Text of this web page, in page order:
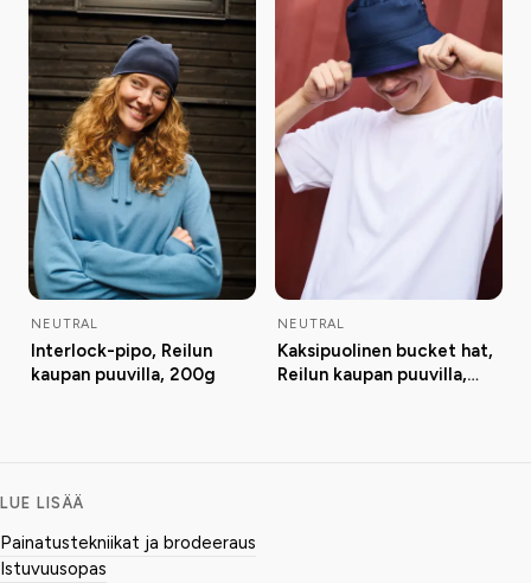
NEUTRAL
Interlock-pipo, Reilun
kaupan puuvilla, 200g
NEUTRAL
Kaksipuolinen bucket hat,
Reilun kaupan puuvilla,
LUE LISÄÄ
Painatustekniikat ja brodeeraus
Istuvuusopas